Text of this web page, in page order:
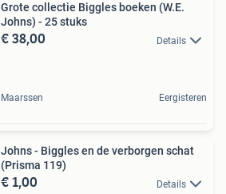
Grote collectie Biggles boeken (W.E.
Johns) - 25 stuks
€ 38,00 Details
Maarssen Eergisteren
Johns - Biggles en de verborgen schat
(Prisma 119)
€ 1,00 Details